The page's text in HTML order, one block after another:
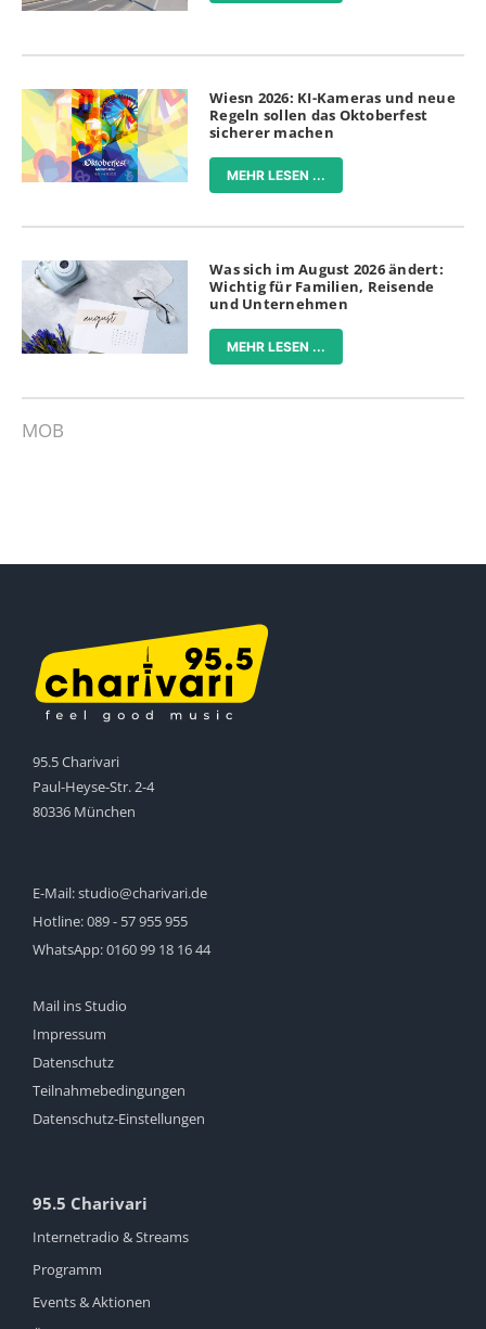
Wiesn 2026: KI-Kameras und neue
Regeln sollen das Oktoberfest
sicherer machen
MEHR LESEN ...
Was sich im August 2026 ändert:
Wichtig für Familien, Reisende
und Unternehmen
MEHR LESEN ...
MOB
95.5 Charivari
Paul-Heyse-Str. 2-4
80336 München
E-Mail:studio@charivari.de
Hotline:089 - 57 955 955
WhatsApp:0160 99 18 16 44
Mail ins Studio
Impressum
Datenschutz
Teilnahmebedingungen
Datenschutz-Einstellungen
95.5 Charivari
Internetradio & Streams
Programm
Events & Aktionen